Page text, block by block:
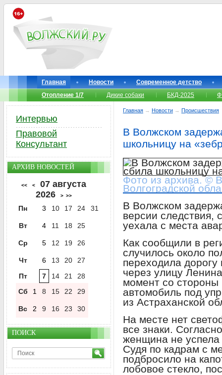
Главная Новости
Современное детство
Отопление 1/7
Дикие собаки БКД-2025
Главная → Новости → Происшествия
В Волжском
школьницу на
Фото из архива. ©
Волгоградской
В Волжском
версии следствия,
уехала с места
Как сообщили в
случилось около
переходила
через улицу
момент со стороны
автомобиль под
из Астраханской
На месте нет
все знаки.
женщина не успела
Судя по кадрам с
подбросило на
лобовое стекло,
Интервью
Правовой
Консультант
АРХИВ НОВОСТЕЙ
<< <
07 августа
2026
> >>
Пн 3 10 17 24 31
Вт 4 11 18 25
Ср 5 12 19 26
Чт 6 13 20
27
Пт
7 14 21
28
Сб
1 8 15 22 29
Вс 2 9 16 23 30
ПОИСК